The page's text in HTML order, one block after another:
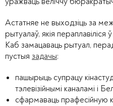
Астатняе не выходзіць за
рытуалаў, якія пераплавіліся
Каб замацаваць рытуал,
пустыя задачы:
пашырыць супрацу
тэлевізійнымі каналамі і
сфармаваць прафесійную